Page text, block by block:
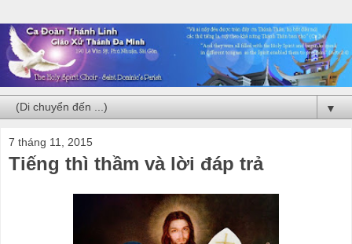
▼
7 tháng 11, 2015
Tiếng thì thầm và lời đáp trả